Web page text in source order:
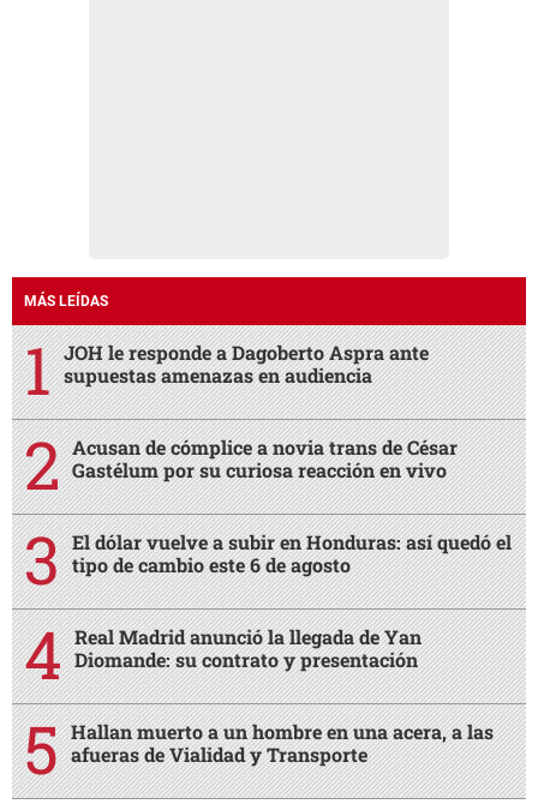
MÁS LEÍDAS
JOH le responde a Dagoberto Aspra ante
supuestas amenazas en audiencia
Acusan de cómplice a novia trans de César
Gastélum por su curiosa reacción en vivo
El dólar vuelve a subir en Honduras: así quedó el
tipo de cambio este 6 de agosto
Real Madrid anunció la llegada de Yan
Diomande: su contrato y presentación
Hallan muerto a un hombre en una acera, a las
afueras de Vialidad y Transporte